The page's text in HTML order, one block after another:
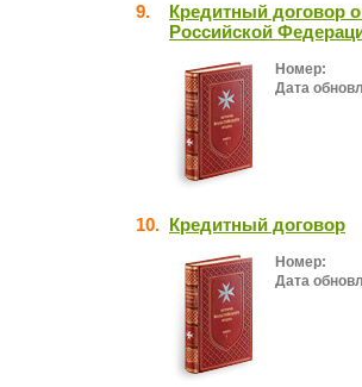
9.
Кредитный договор
Российской
Номер:
Дата
10. Кредитный договор
Номер:
Дата